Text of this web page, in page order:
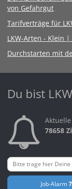
von Gefahrgut
Tarifverträge für
LKW-Arten - Klein |
Durchstarten mit
Du bist
78658
Job-Alarm